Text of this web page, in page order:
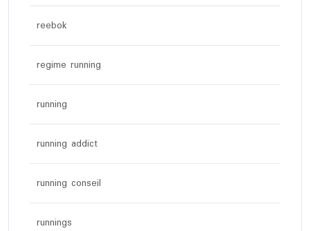
reebok
regime running
running
running addict
running conseil
runnings